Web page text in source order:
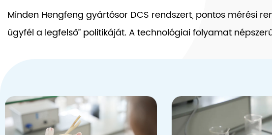
Minden Hengfeng gyártósor DCS rendszert, pontos mérési
ügyfél a legfelső” politikáját. A technológiai folyamat